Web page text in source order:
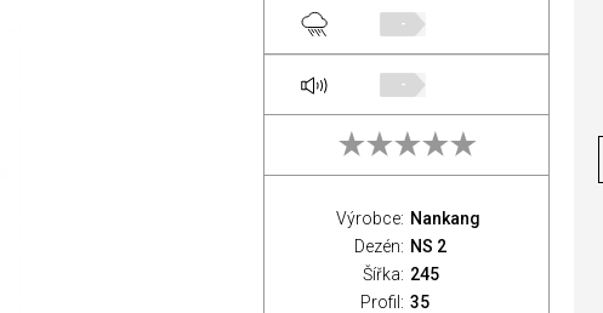
-
-
Výrobce: Nankang
Dezén: NS 2
Šířka: 245
Profil: 35